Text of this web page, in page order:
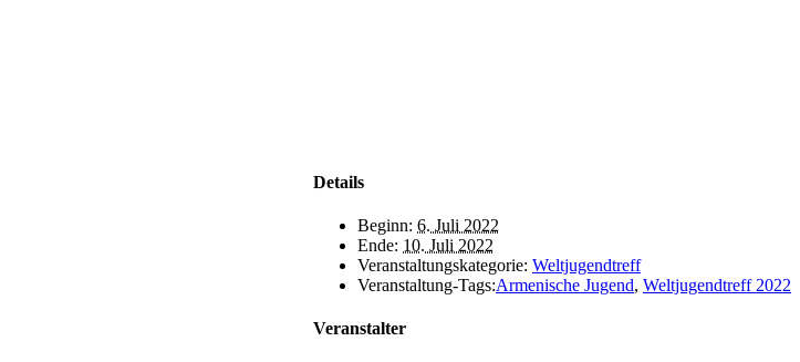
Details
Beginn: 6. Juli 2022
Ende: 10. Juli 2022
Veranstaltungskategorie: Weltjugendtreff
Veranstaltung-Tags:Armenische Jugend, Weltjugendtreff 2022
Veranstalter